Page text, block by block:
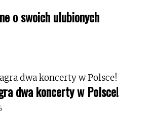
o swoich ulubionych
dwa koncerty w Polsce!